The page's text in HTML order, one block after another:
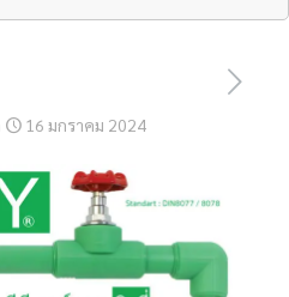
16 มกราคม 2024